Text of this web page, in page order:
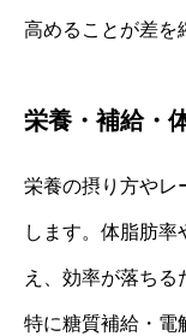
高めることが差を
栄養・補給・
栄養の摂り方やレ
します。体脂肪
え、効率が落ちる
特に糖質補給・電